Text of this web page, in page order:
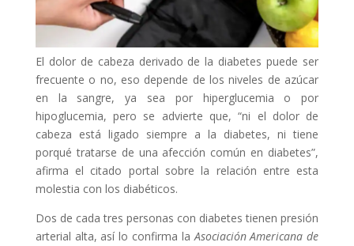
El dolor de cabeza derivado de la diabetes puede ser
frecuente o no, eso depende de los niveles de azúcar
en la sangre, ya sea por hiperglucemia o por
hipoglucemia, pero se advierte que, “ni el dolor de
cabeza está ligado siempre a la diabetes, ni tiene
porqué tratarse de una afección común en diabetes”,
afirma el citado portal sobre la relación entre esta
molestia con los diabéticos.
Dos de cada tres personas con diabetes tienen presión
arterial alta, así lo confirma laAsociación Americana de